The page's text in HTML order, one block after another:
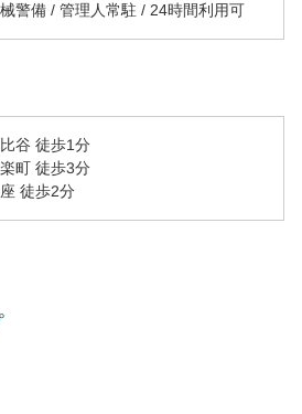
警備 / 管理人常駐 / 24時間利用可
谷 徒歩1分
町 徒歩3分
徒歩2分